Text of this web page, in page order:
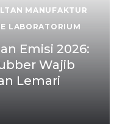
MANUFAKTUR
LABORATORIUM
Emisi 2026:
Wajib
Lemari